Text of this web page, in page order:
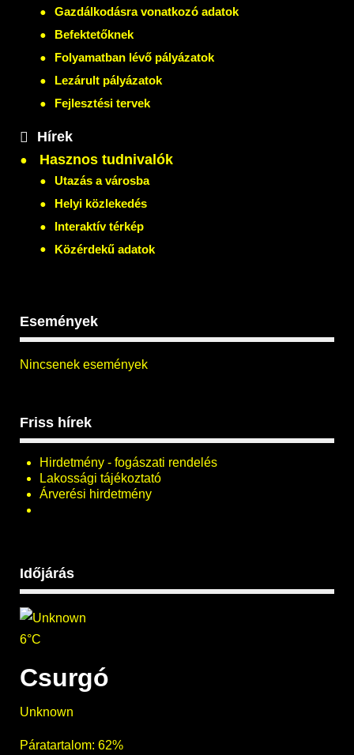
Gazdálkodásra vonatkozó adatok
Befektetőknek
Folyamatban lévő pályázatok
Lezárult pályázatok
Fejlesztési tervek
Hírek
Hasznos tudnivalók
Utazás a városba
Helyi közlekedés
Interaktív térkép
Közérdekű adatok
Események
Nincsenek események
Friss hírek
Hirdetmény - fogászati rendelés
Lakossági tájékoztató
Árverési hirdetmény
Időjárás
6°C
Csurgó
Unknown
Páratartalom: 62%